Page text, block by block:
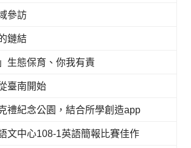
參訪
鏈結
生態保育、你我有責
臺南開始
禮紀念公園，結合所學創造app
文中心108-1英語簡報比賽佳作